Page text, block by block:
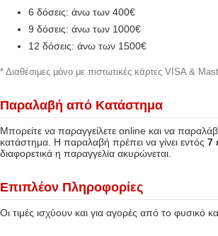
6 δόσεις: άνω των 400€
9 δόσεις: άνω των 1000€
12 δόσεις: άνω των 1500€
* Διαθέσιμες μόνο με πιστωτικές κάρτες VISA &
Παραλαβή από Κατάστημα
Μπορείτε να παραγγείλετε online και να
κατάστημα. Η παραλαβή πρέπει να γίνει εντός 7
διαφορετικά η παραγγελία ακυρώνεται.
Επιπλέον Πληροφορίες
Οι τιμές ισχύουν και για αγορές από το φυσικό